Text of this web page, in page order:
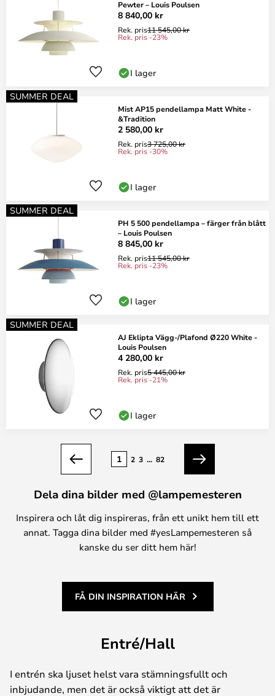
Pewter – Louis Poulsen
8 840,00 kr
Rek. pris11 545,00 kr
Rek. pris -23%
I lager
SUMMER DEAL
Mist AP15 pendellampa Matt White -
&Tradition
2 580,00 kr
Rek. pris3 725,00 kr
Rek. pris -30%
I lager
SUMMER DEAL
PH 5 500 pendellampa – färger från blått
– Louis Poulsen
8 845,00 kr
Rek. pris11 545,00 kr
Rek. pris -23%
I lager
SUMMER DEAL
AJ Eklipta Vägg-/Plafond Ø220 White -
Louis Poulsen
4 280,00 kr
Rek. pris5 445,00 kr
Rek. pris -21%
I lager
Föregående
1 2 3 ... 82
Nästa
Dela dina bilder med @lampemesteren
Inspirera och låt dig inspireras, från ett unikt hem till ett
annat. Tagga dina bilder med #yesLampemesteren så
kanske du ser ditt hem här!
FÅ DIN INSPIRATION HÄR
Entré/Hall
I entrén ska ljuset helst vara stämningsfullt och
inbjudande, men det är också viktigt att det är